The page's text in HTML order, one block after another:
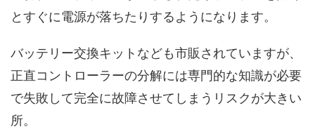
とすぐに電源が落ちたりするようになります。
バッテリー交換キットなども市販されていますが、
正直コントローラーの分解には専門的な知識が必要
で失敗して完全に故障させてしまうリスクが大きい
所。